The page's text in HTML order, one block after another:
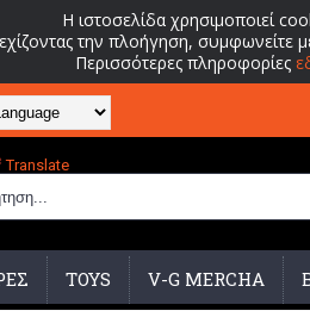
Η ιστοσελίδα χρησιμοποιεί
την πλοήγηση, συμφωνείτε
Περισσότερες πληροφορίες
Translate
TOYS V-G MERCHA